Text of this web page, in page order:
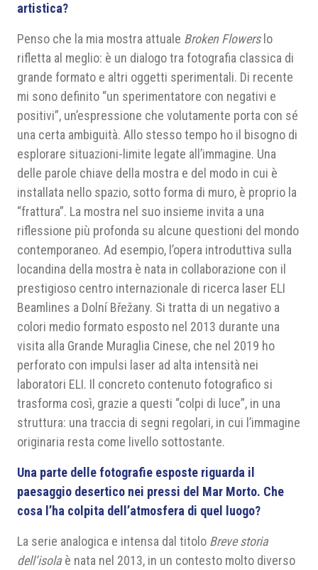
artistica?
Penso che la mia mostra attuale Broken Flowerslo
rifletta al meglio: è un dialogo tra fotografia classica di
grande formato e altri oggetti sperimentali. Di recente
mi sono definito “un sperimentatore con negativi e
positivi”, un’espressione che volutamente porta con sé
una certa ambiguità. Allo stesso tempo ho il bisogno di
esplorare situazioni-limite legate all’immagine. Una
delle parole chiave della mostra e del modo in cui è
installata nello spazio, sotto forma di muro, è proprio la
“frattura”. La mostra nel suo insieme invita a una
riflessione più profonda su alcune questioni del mondo
contemporaneo. Ad esempio, l’opera introduttiva sulla
locandina della mostra è nata in collaborazione con il
prestigioso centro internazionale di ricerca laser ELI
Beamlines a Dolní Břežany. Si tratta di un negativo a
colori medio formato esposto nel 2013 durante una
visita alla Grande Muraglia Cinese, che nel 2019 ho
perforato con impulsi laser ad alta intensità nei
laboratori ELI. Il concreto contenuto fotografico si
trasforma così, grazie a questi “colpi di luce”, in una
struttura: una traccia di segni regolari, in cui l’immagine
originaria resta come livello sottostante.
Una parte delle fotografie esposte riguarda il
paesaggio desertico nei pressi del Mar Morto. Che
cosa l’ha colpita dell’atmosfera di quel luogo?
La serie analogica e intensa dal titolo Breve storia
dell’isolaè nata nel 2013, in un contesto molto diverso